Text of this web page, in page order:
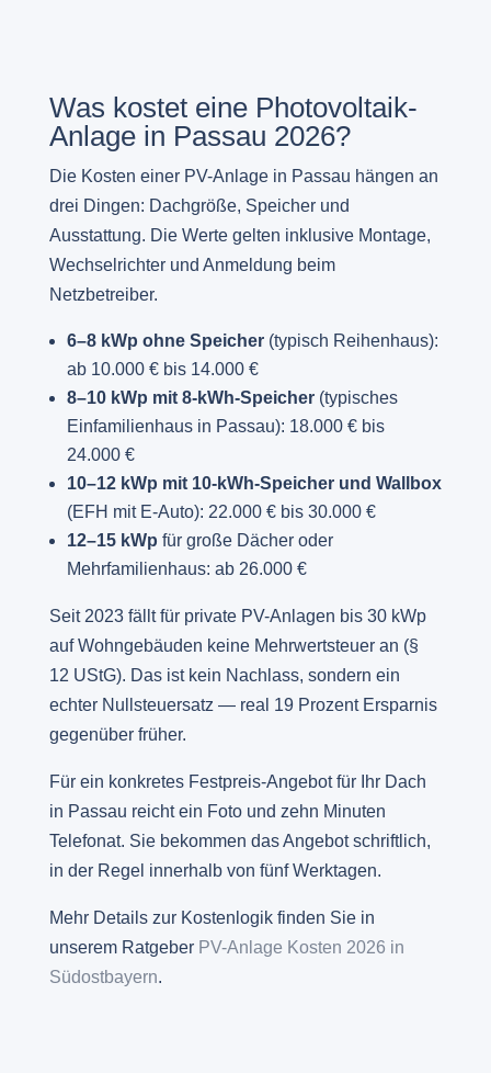
Was kostet eine Photovoltaik-
Anlage in Passau 2026?
Die Kosten einer PV-Anlage in Passau hängen an
drei Dingen: Dachgröße, Speicher und
Ausstattung. Die Werte gelten inklusive Montage,
Wechselrichter und Anmeldung beim
Netzbetreiber.
6–8 kWp ohne Speicher(typisch Reihenhaus):
ab 10.000 € bis 14.000 €
8–10 kWp mit 8-kWh-Speicher(typisches
Einfamilienhaus in Passau): 18.000 € bis
24.000 €
10–12 kWp mit 10-kWh-Speicher und Wallbox
(EFH mit E-Auto): 22.000 € bis 30.000 €
12–15 kWp für große Dächer oder
Mehrfamilienhaus: ab 26.000 €
Seit 2023 fällt für private PV-Anlagen bis 30 kWp
auf Wohngebäuden keine Mehrwertsteuer an (§
12 UStG). Das ist kein Nachlass, sondern ein
echter Nullsteuersatz — real 19 Prozent Ersparnis
gegenüber früher.
Für ein konkretes Festpreis-Angebot für Ihr Dach
in Passau reicht ein Foto und zehn Minuten
Telefonat. Sie bekommen das Angebot schriftlich,
in der Regel innerhalb von fünf Werktagen.
Mehr Details zur Kostenlogik finden Sie in
unserem Ratgeber PV-Anlage Kosten 2026 in
Südostbayern.